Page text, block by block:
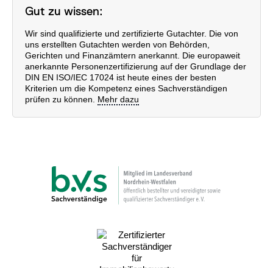
Gut zu wissen:
Wir sind qualifizierte und zertifizierte Gutachter. Die von
uns erstellten Gutachten werden von Behörden,
Gerichten und Finanzämtern anerkannt. Die europaweit
anerkannte Personenzertifizierung auf der Grundlage der
DIN EN ISO/IEC 17024 ist heute eines der besten
Kriterien um die Kompetenz eines Sachverständigen
prüfen zu können. Mehr dazu